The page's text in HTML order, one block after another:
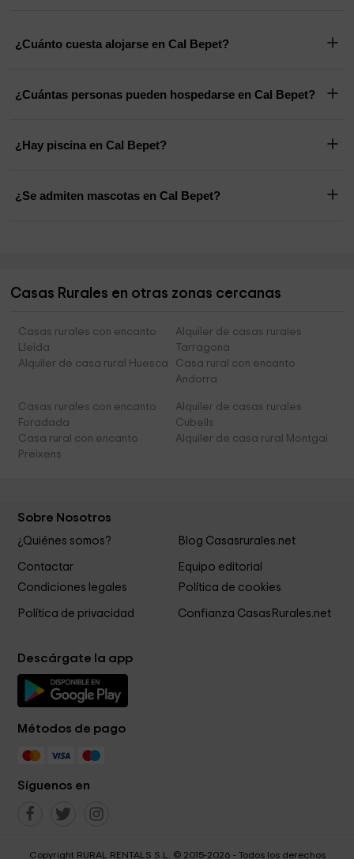
¿Cuánto cuesta alojarse en Cal Bepet?
¿Cuántas personas pueden hospedarse en Cal Bepet?
¿Hay piscina en Cal Bepet?
¿Se admiten mascotas en Cal Bepet?
Casas Rurales en otras zonas cercanas
Casas rurales con encanto
Lleida
Alquiler de casas rurales
Tarragona
Alquiler de casa rural Huesca
Casa rural con encanto
Andorra
Casas rurales con encanto
Foradada
Alquiler de casas rurales
Cubells
Casa rural con encanto
Preixens
Alquiler de casa rural Montgai
Sobre Nosotros
¿Quiénes somos? Blog Casasrurales.net
Contactar
Equipo editorial
Condiciones legales
Política de cookies
Política de privacidad Confianza CasasRurales.net
Descárgate la app
Métodos de pago
Síguenos en
Copyright RURAL RENTALS S.L. © 2015-2026 - Todos los derechos